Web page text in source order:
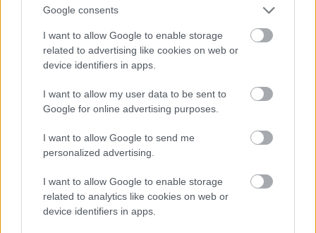
Google consents
I want to allow Google to enable storage
related to advertising like cookies on web or
device identifiers in apps.
I want to allow my user data to be sent to
Google for online advertising purposes.
I want to allow Google to send me
personalized advertising.
I want to allow Google to enable storage
related to analytics like cookies on web or
device identifiers in apps.
Természetes megoldások a menopauza tüneteinek
A menopauza időszaka számos nő életében jelent kihívást,
köszönhetően a jelentős hormonális változásoknak.